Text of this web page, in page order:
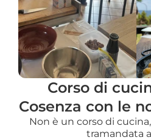
Corso di
Cosenza con le
Non è un corso di
tramandata